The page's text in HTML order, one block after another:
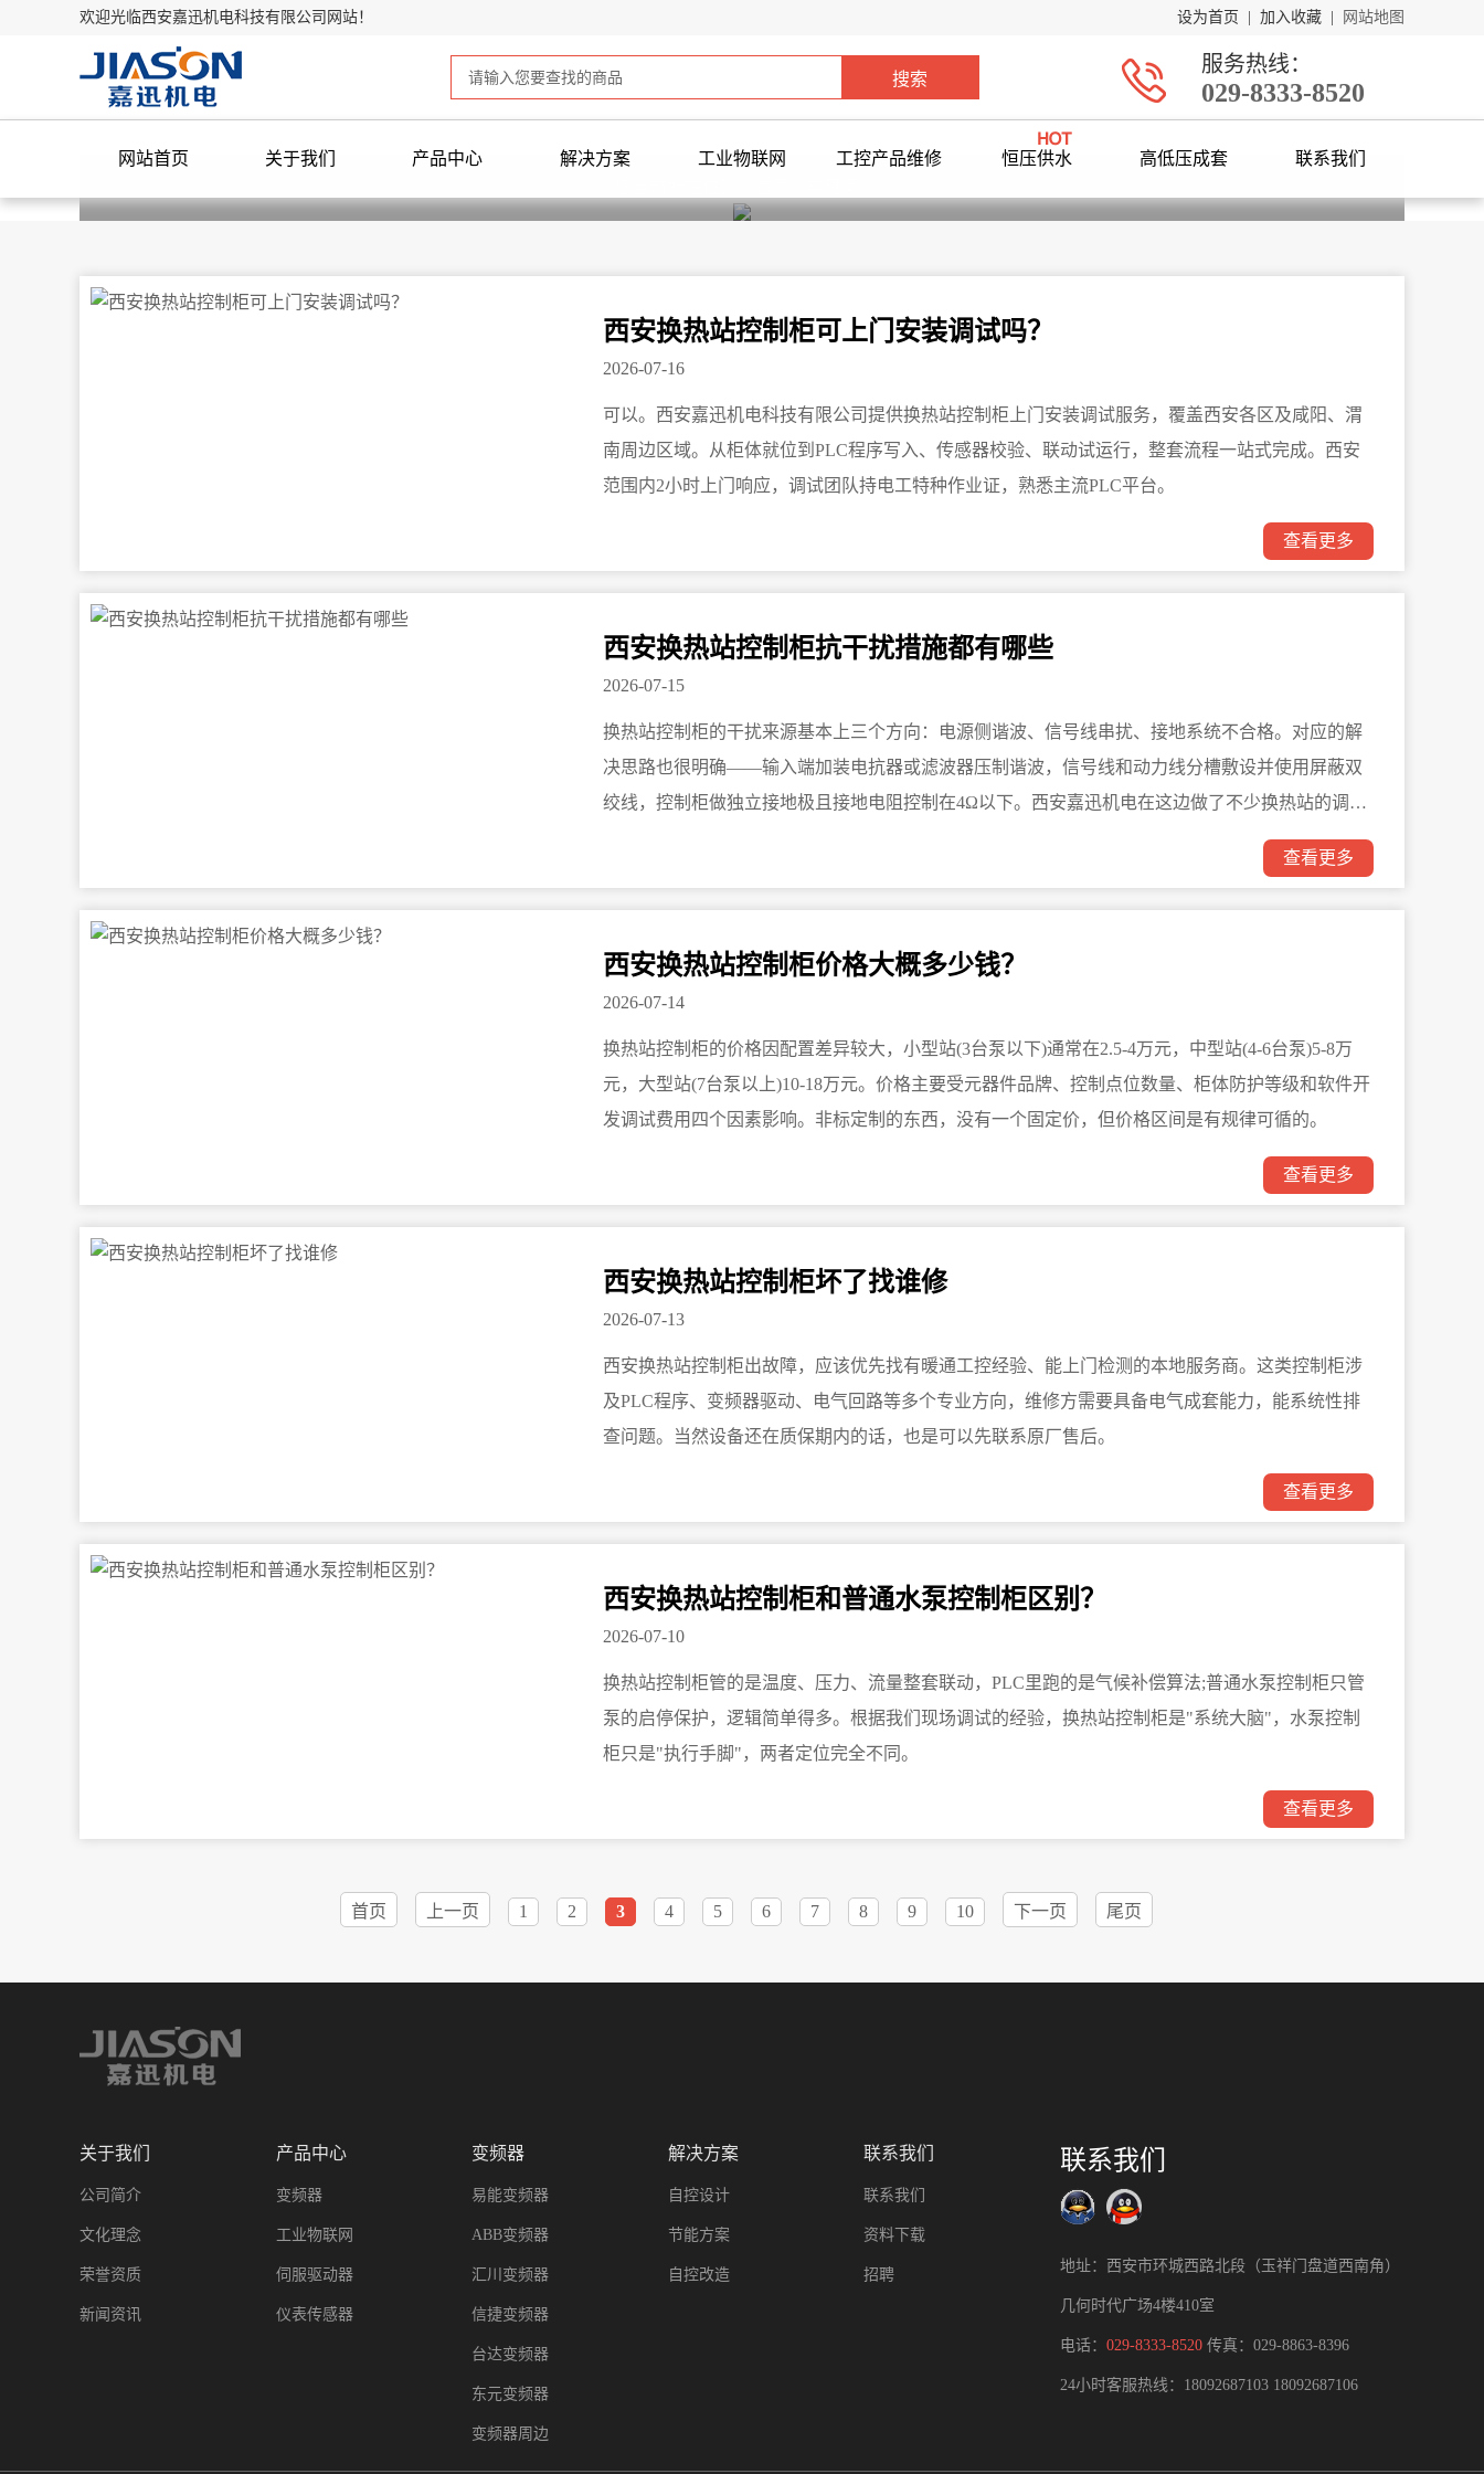
欢迎光临西安嘉迅机电科技有限公司网站！ 设为首页 加入收藏 网站地图
服务热线：
029-8333-8520
网站首页 关于我们 产品中心 解决方案 工业物联网 工控产品维修 恒压供水 高低压成套
联系我们
西安换热站控制柜可上门安装调试吗？
2026-07-16
可以。西安嘉迅机电科技有限公司提供换热站控制柜上门安装调试服务，覆盖西安各区及咸阳、渭
南周边区域。从柜体就位到PLC程序写入、传感器校验、联动试运行，整套流程一站式完成。西安
范围内2小时上门响应，调试团队持电工特种作业证，熟悉主流PLC平台。
查看更多
西安换热站控制柜抗干扰措施都有哪些
2026-07-15
换热站控制柜的干扰来源基本上三个方向：电源侧谐波、信号线串扰、接地系统不合格。对应的解
决思路也很明确——输入端加装电抗器或滤波器压制谐波，信号线和动力线分槽敷设并使用屏蔽双
绞线，控制柜做独立接地极且接地电阻控制在4Ω以下。西安嘉迅机电在这边做了不少换热站的调试
查看更多
西安换热站控制柜价格大概多少钱？
2026-07-14
换热站控制柜的价格因配置差异较大，小型站(3台泵以下)通常在2.5-4万元，中型站(4-6台泵)5-8万
元，大型站(7台泵以上)10-18万元。价格主要受元器件品牌、控制点位数量、柜体防护等级和软件开
发调试费用四个因素影响。非标定制的东西，没有一个固定价，但价格区间是有规律可循的。
查看更多
西安换热站控制柜坏了找谁修
2026-07-13
西安换热站控制柜出故障，应该优先找有暖通工控经验、能上门检测的本地服务商。这类控制柜涉
及PLC程序、变频器驱动、电气回路等多个专业方向，维修方需要具备电气成套能力，能系统性排
查问题。当然设备还在质保期内的话，也是可以先联系原厂售后。
查看更多
西安换热站控制柜和普通水泵控制柜区别？
2026-07-10
换热站控制柜管的是温度、压力、流量整套联动，PLC里跑的是气候补偿算法;普通水泵控制柜只管
泵的启停保护，逻辑简单得多。根据我们现场调试的经验，换热站控制柜是"系统大脑"，水泵控制
柜只是"执行手脚"，两者定位完全不同。
查看更多
首页 上一页 1 2 3 4 5 6 7 8 9 10 下一页 尾页
关于我们
公司简介
文化理念
荣誉资质
新闻资讯
产品中心
变频器
工业物联网
伺服驱动器
仪表传感器
变频器
易能变频器
ABB变频器
汇川变频器
信捷变频器
台达变频器
东元变频器
变频器周边
解决方案
自控设计
节能方案
自控改造
联系我们
联系我们
资料下载
招聘
联系我们
地址：西安市环城西路北段（玉祥门盘道西南角）
几何时代广场4楼410室
电话： 029-8333-8520 传真：029-8863-8396
24小时客服热线： 18092687103 18092687106